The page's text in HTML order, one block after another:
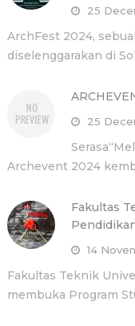
25
ArchFest 2024,
diselenggarakan di
25
Archevent 2024
Fakultas
14
Fakultas Teknik
membuka Program